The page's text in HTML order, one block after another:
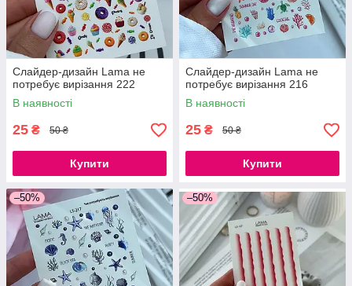
Слайдер-дизайн Lama не
потребує вирізання 222
В наявності
25 ₴ 50 ₴
Купити
Слайдер-дизайн Lama не
потребує вирізання 216
В наявності
25 ₴ 50 ₴
Купити
–50% –50%